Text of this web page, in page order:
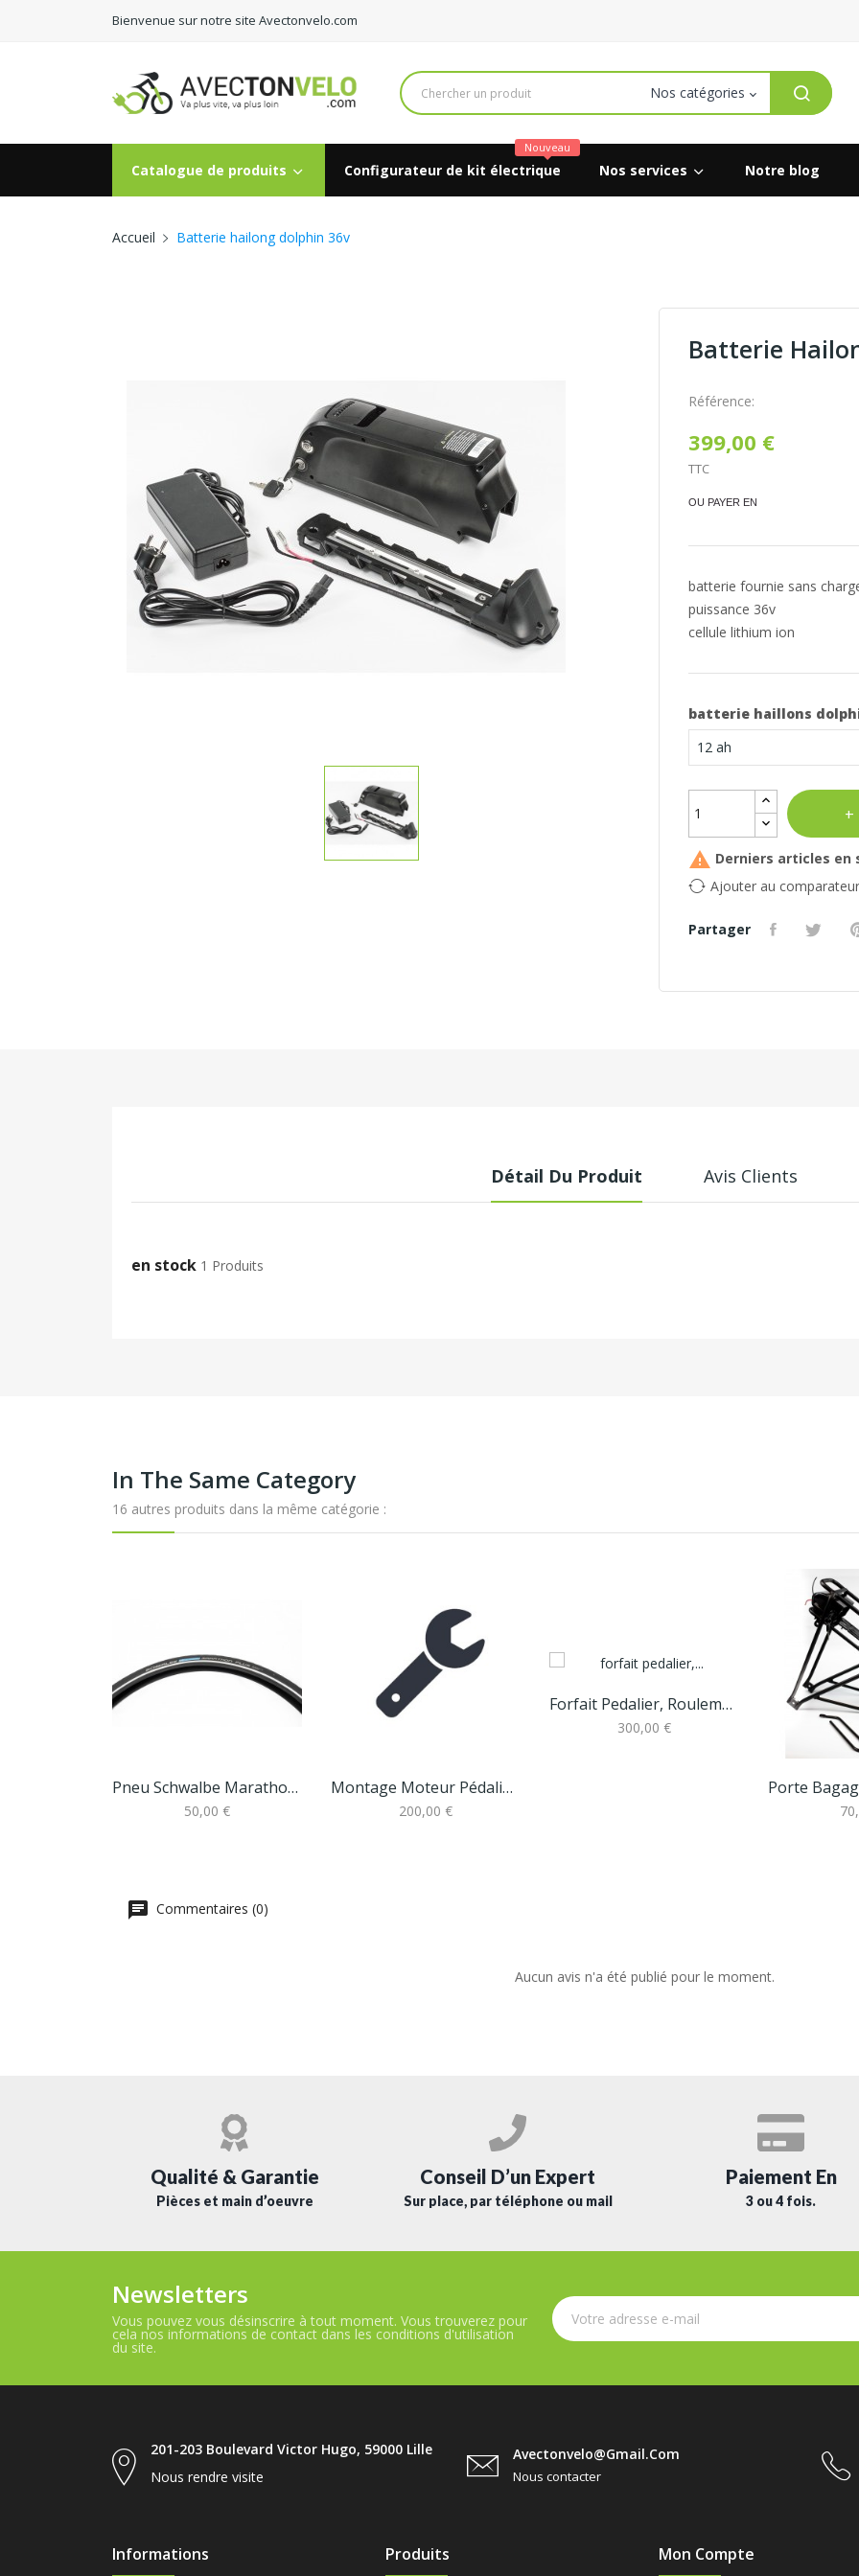
Bienvenue sur notre site Avectonvelo.com
Catalogue de produits Configurateur de kit électrique
Nouveau
Nos services Notre blog
Accueil Batterie hailong dolphin 36v
Batterie
Référence:
399,00 €
TTC
OU PAYER EN
batterie fournie sans
puissance 36v
cellule lithium ion
batterie haillons
 Derniers articles en
Ajouter au comparateur
Partager
Détail Du Produit Avis Clients
en stock 1 Produits
In The Same Category
16 autres produits dans la même catégorie :
Pneu Schwalbe Marathon Plus 700 X 25C
50,00 €
Montage Moteur Pédalier Par Nos Équipes À Lille...
200,00 €
Forfait Pedalier, Roulements, Chaine, Plateau
300,00 €
Commentaires (0)
Aucun avis n'a été publié pour le moment.
Qualité & Garantie
Pièces et main d’oeuvre
Conseil D’un Expert
Sur place, par téléphone ou mail
Paiement En
3 ou 4 fois.
Newsletters
Vous pouvez vous désinscrire à tout moment. Vous trouverez pour
cela nos informations de contact dans les conditions d'utilisation
du site.
201-203 Boulevard Victor Hugo, 59000 Lille
Nous rendre visite
Avectonvelo@gmail.com
Nous contacter
Informations Produits Mon Compte